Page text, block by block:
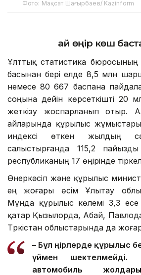
Фото: Мақсат Шағырбаев/ Kazinform
Қай өңір көш
Ұлттық статистика бюросының
басынан бері елде 8,5 млн
немесе 80 667 баспана
соңына дейін көрсеткішті 20
жеткізу жоспарланып отыр.
айларында құрылыс
индексі өткен жылдың
салыстырғанда 115,2
республиканың 17 өңірінде
Өнеркәсіп және құрылыс
ең жоғары өсім Ұлытау
Мұнда құрылыс көлемі 3,3
қатар Қызылорда, Абай,
Түркістан облыстарында да
– Бұл өңірлерде құрылыс
үймен шектелмейді.
автомобиль